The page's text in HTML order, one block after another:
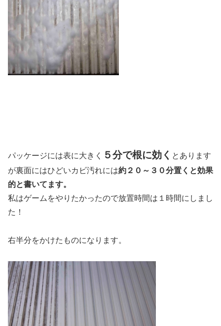
パッケージには表に大きく ５分で根に効く とあります
が裏面にはひどいカビ汚れには約２０～３０分置くと効果
的と書いてます。
私はゲームをやりたかったので放置時間は１時間にしまし
た！
右半分をかけたものになります。